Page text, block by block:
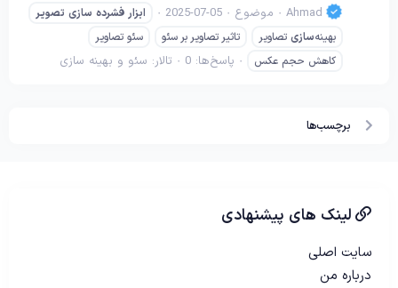
Ahmad
موضوع 2025-07-05 ابزار فشرده سازی تصویر
بهینه‌سازی تصاویر تاثیر تصاویر بر سئو
سئو تصاویر
کاهش حجم عکس
پاسخ‌ها: 0 تالار: سئو و بهینه سازی
برچسب‌ها
لینک های پیشنهادی
سایت اصلی
درباره من